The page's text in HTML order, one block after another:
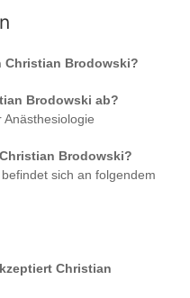
Christian Brodowski?
Brodowski ab?
Anästhesiologie
Christian Brodowski?
befindet sich an folgendem
Christian